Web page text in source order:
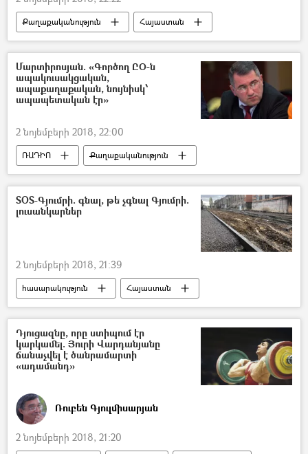
Քաղաքականություն
Հայաստան
հասարակություն
Մարտիրոսյան. «Գործող ԸՕ-ն
ապակուսակցական,
ապաքաղաքական, նույնիսկ՝
ապապետական էր»
2 նոյեմբերի 2018, 22:00
ՌԱԴԻՈ
Քաղաքականություն
Հայաստան
SOS-Գյումրի. գնալ, թե չգնալ Գյումրի.
լուսանկարներ
2 նոյեմբերի 2018, 21:39
հասարակություն Հայաստան
Դյուցազնը, որը ստիպում էր
կարկամել. Յուրի Վարդանյանը
ճանաչվել է ծանրամարտի
«ադամանդ»
Ռուբեն Գյուլմիսարյան
2 նոյեմբերի 2018, 21:20